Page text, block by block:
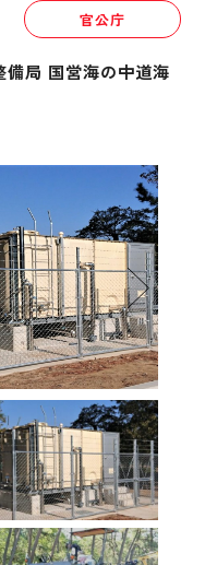
官公庁
局 国営海の中道海